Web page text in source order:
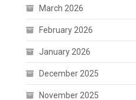
March 2026
February 2026
January 2026
December 2025
November 2025